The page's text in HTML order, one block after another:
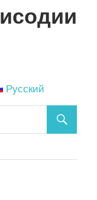
Русский